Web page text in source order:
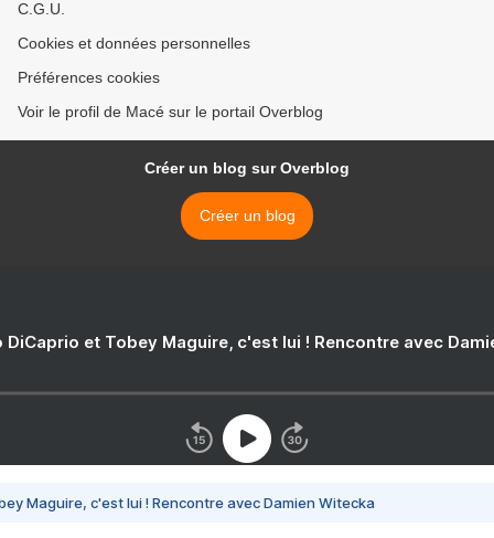
C.G.U.
Cookies et données personnelles
Préférences cookies
Voir le profil de Macé sur le portail Overblog
Créer un blog sur Overblog
Créer un blog
DiCaprio et Tobey Maguire, c'est lui ! Rencontre avec
Maguire, c'est lui ! Rencontre avec Damien Witecka